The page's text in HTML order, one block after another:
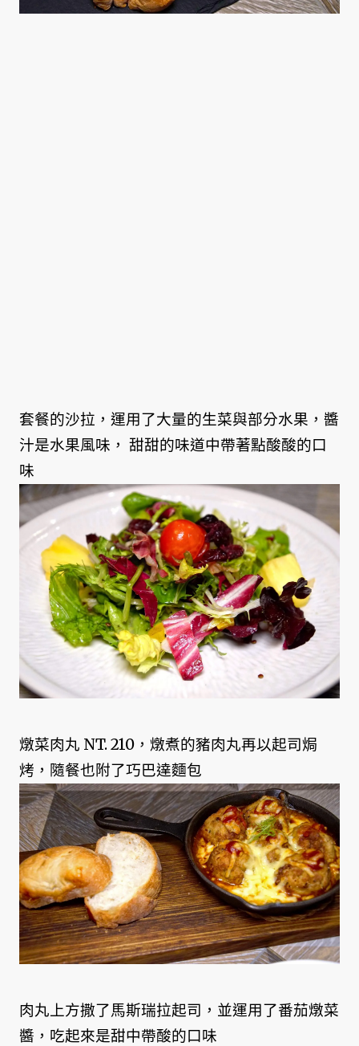
套餐的沙拉，運用了大量的生菜與部分水果，醬
汁是水果風味， 甜甜的味道中帶著點酸酸的口
味
燉菜肉丸 NT. 210，燉煮的豬肉丸再以起司焗
烤，隨餐也附了巧巴達麵包
肉丸上方撒了馬斯瑞拉起司，並運用了番茄燉菜
醬，吃起來是甜中帶酸的口味